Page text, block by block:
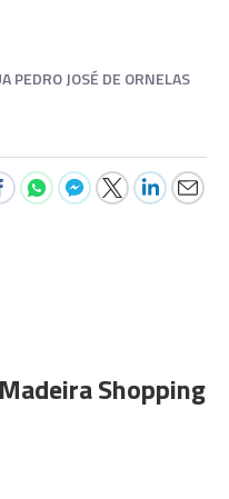
PEDRO JOSÉ DE ORNELAS
Shopping